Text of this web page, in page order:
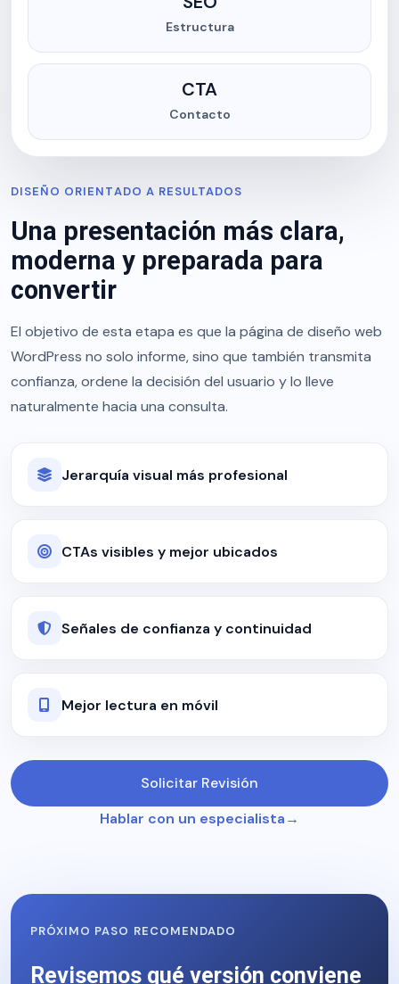
Estructura
CTA
Contacto
DISEÑO ORIENTADO A RESULTADOS
Una presentación más clara,
moderna y preparada para
convertir
El objetivo de esta etapa es que la página de diseño web
WordPress no solo informe, sino que también transmita
confianza, ordene la decisión del usuario y lo lleve
naturalmente hacia una consulta.
Jerarquía visual más profesional
CTAs visibles y mejor ubicados
Señales de confianza y continuidad
Mejor lectura en móvil
Solicitar Revisión
Hablar con un especialista
PRÓXIMO PASO RECOMENDADO
Revisemos qué versión conviene